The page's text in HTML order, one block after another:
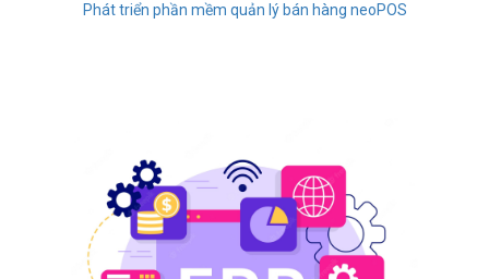
Phát triển phần mềm quản lý bán hàng neoPOS